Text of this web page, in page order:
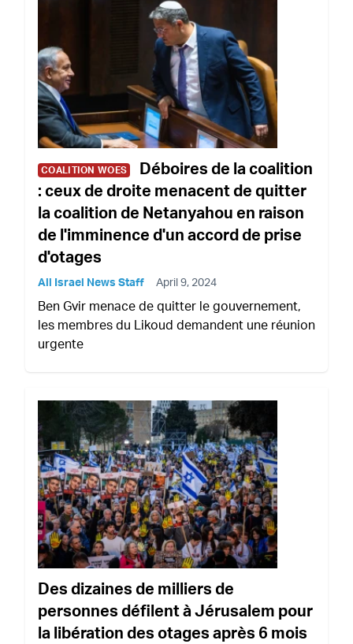
COALITION WOES
Déboires de la coalition
: ceux de droite menacent de quitter
la coalition de Netanyahou en raison
de l'imminence d'un accord de prise
d'otages
All Israel News Staff April 9, 2024
Ben Gvir menace de quitter le gouvernement,
les membres du Likoud demandent une réunion
urgente
Des dizaines de milliers de
personnes défilent à Jérusalem pour
la libération des otages après 6 mois